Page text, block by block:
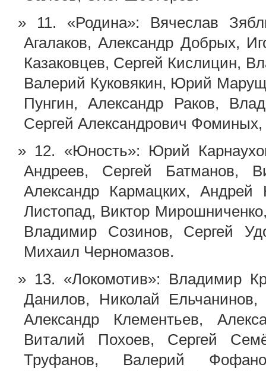
11. «Родина»: Вячеслав
Агалаков, Александр Добрых,
Казаковцев, Сергей Кислицин,
Валерий Куковякин, Юрий
Пунгин, Александр Раков,
Сергей Александрович
12. «Юность»: Юрий
Андреев, Сергей Батманов,
Александр Кармацких,
Листопад, Виктор
Владимир Созинов, Сергей
Михаил Черномазов.
13. «Локомотив»: Владимир
Данилов, Николай
Александр Клементьев,
Виталий Похоев, Сергей
Труфанов, Валерий